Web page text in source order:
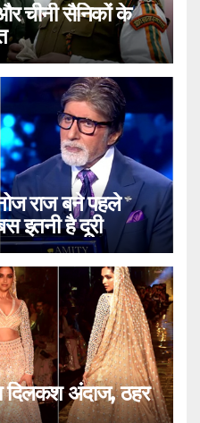
और चीनी सैनिकों के
राज बने पहले
इतनी है दूरी
दिलकश अंदाज, ठहर